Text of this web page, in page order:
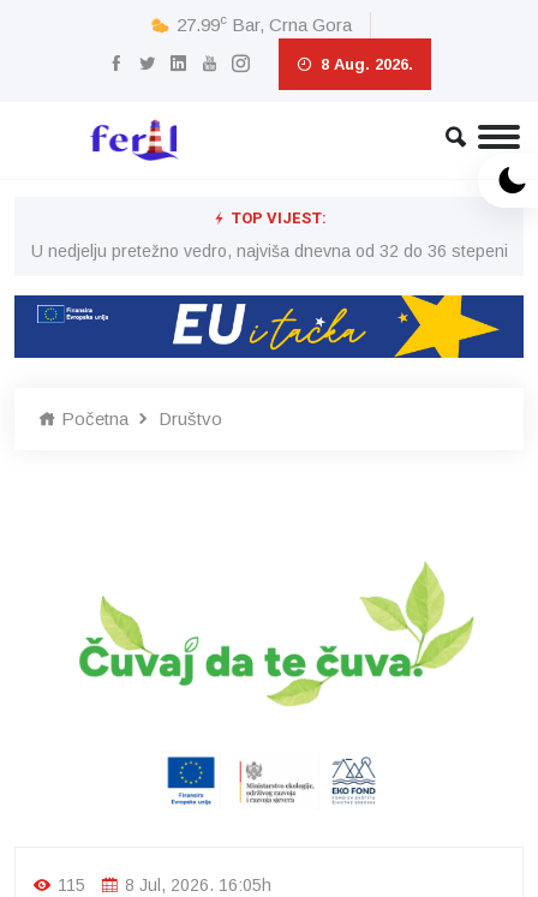
27.99c Bar, Crna Gora
8 Aug. 2026.
TOP VIJEST:
U nedjelju pretežno vedro, najviša dnevna od 32 do 36 stepeni
Početna Društvo
115 8 Jul, 2026. 16:05h